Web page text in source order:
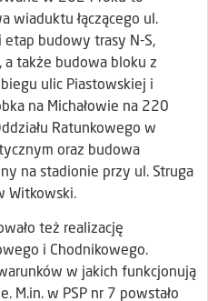
wiaduktu łączącego ul.
etap budowy trasy N-S,
a także budowa bloku z
ulic Piastowskiej i
na Michałowie na 220
Ratunkowego w
oraz budowa
na stadionie przy ul. Struga
Witkowski.
też realizację
i Chodnikowego.
w jakich funkcjonują
M.in. w PSP nr 7 powstało